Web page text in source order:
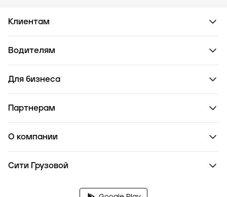
Клиентам
Водителям
Для бизнеса
Партнерам
О компании
Сити Грузовой